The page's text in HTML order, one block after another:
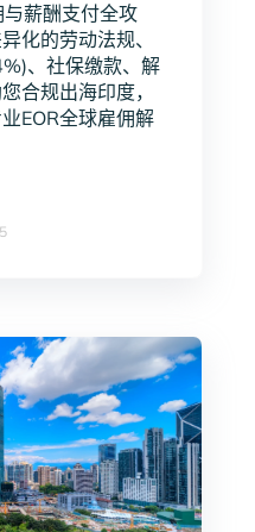
薪酬支付全攻
化的劳动法规、
、社保缴款、解
合规出海印度，
EOR全球雇佣解